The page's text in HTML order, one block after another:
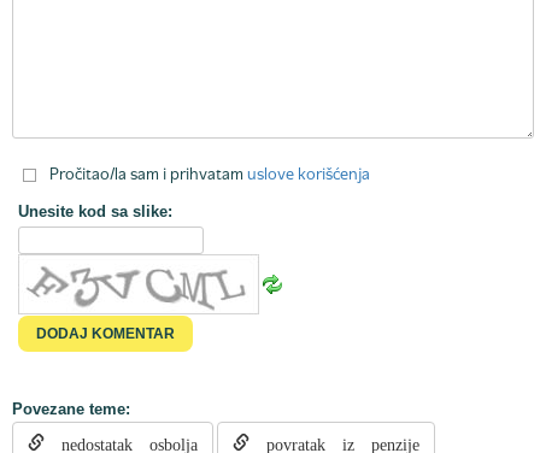
Pročitao/la sam i prihvatam uslove korišćenja
Unesite kod sa slike:
Povezane teme:
nedostatak osbolja povratak iz penzije